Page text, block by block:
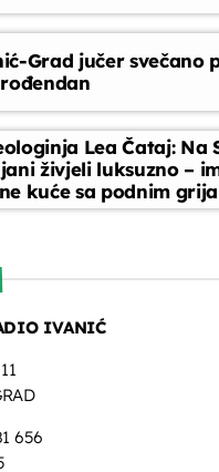
- 13:50
blok
- 14:30
- 15:45
reklame
- 16:00
Grad jučer svečano
rođendan
Lea Čataj: Na
živjeli luksuzno –
kuće sa podnim
zidovima
IVANIĆ
656